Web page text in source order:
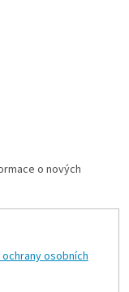
o nových
osobních